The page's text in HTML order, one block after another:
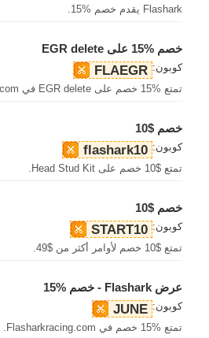
Flashark يقدم خصم %15.
خصم %15 على EGR delete
كوبون: FLAEGR
تمتع %15 خصم على EGR delete في Flasharkracing.com.
خصم $10
كوبون: flashark10
تمتع $10 خصم على Head Stud Kit.
خصم $10
كوبون: START10
تمتع $10 خصم لأوامر أكثر من $49.
عرض Flashark - خصم %15
كوبون: JUNE
تمتع %15 خصم في Flasharkracing.com.